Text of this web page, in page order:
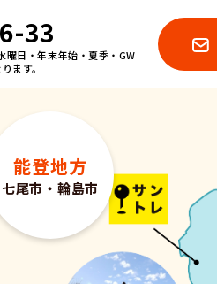
33
曜日・年末年始・夏季・GW
ます。
能登地方
七尾市 ・ 輪島市